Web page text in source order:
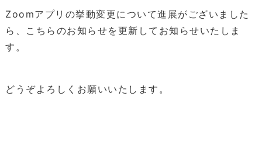
Zoomアプリの挙動変更について進展がございました
ら、こちらのお知らせを更新してお知らせいたしま
す。
どうぞよろしくお願いいたします。